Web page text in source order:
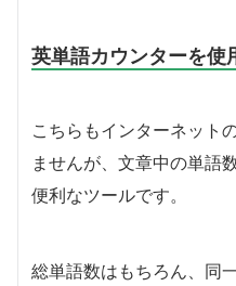
英単語カウンターを使
こちらもインターネット
ませんが、文章中の単語
便利なツールです。
総単語数はもちろん、同